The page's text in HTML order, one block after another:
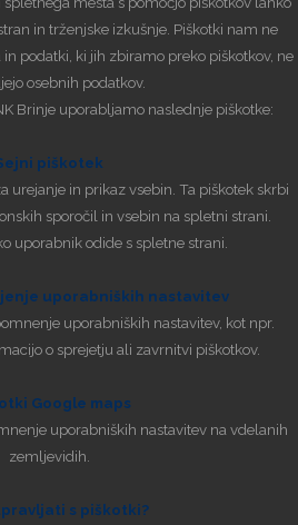
in trženjske izkušnje. Piškotki nam ne
podatki, ki jih zbiramo preko piškotkov, ne
osebnih podatkov.
Brinje uporabljamo naslednje piškotke:
piškotek
urejanje in prikaz vsebin. Ta piškotek skrbi
sporočil in vsebin na spletni strani.
uporabnik odide s spletne strani.
uporabniških nastavitev
uporabniških nastavitev, kot npr.
o sprejetju ali zavrnitvi piškotkov.
Google maps
uporabniških nastavitev na vdelanih
zemljevidih.
s piškotki?